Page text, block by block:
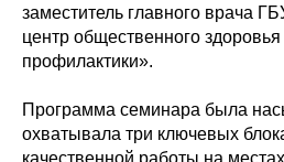
заместитель главного врача
центр общественного
профилактики».
Программа семинара была
охватывала три ключевых